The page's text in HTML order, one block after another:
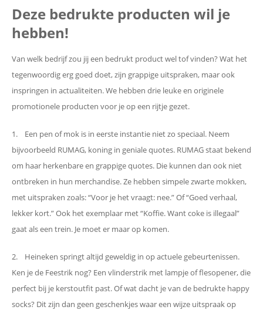
Deze bedrukte producten wil je
hebben!
Van welk bedrijf zou jij een bedrukt product wel tof vinden? Wat het
tegenwoordig erg goed doet, zijn grappige uitspraken, maar ook
inspringen in actualiteiten. We hebben drie leuke en originele
promotionele producten voor je op een rijtje gezet.
1. Een pen of mok is in eerste instantie niet zo speciaal. Neem
bijvoorbeeld RUMAG, koning in geniale quotes. RUMAG staat bekend
om haar herkenbare en grappige quotes. Die kunnen dan ook niet
ontbreken in hun merchandise. Ze hebben simpele zwarte mokken,
met uitspraken zoals: “Voor je het vraagt: nee.” Of “Goed verhaal,
lekker kort.” Ook het exemplaar met “Koffie. Want coke is illegaal”
gaat als een trein. Je moet er maar op komen.
2. Heineken springt altijd geweldig in op actuele gebeurtenissen.
Ken je de Feestrik nog? Een vlinderstrik met lampje of flesopener, die
perfect bij je kerstoutfit past. Of wat dacht je van de bedrukte happy
socks? Dit zijn dan geen geschenkjes waar een wijze uitspraak op